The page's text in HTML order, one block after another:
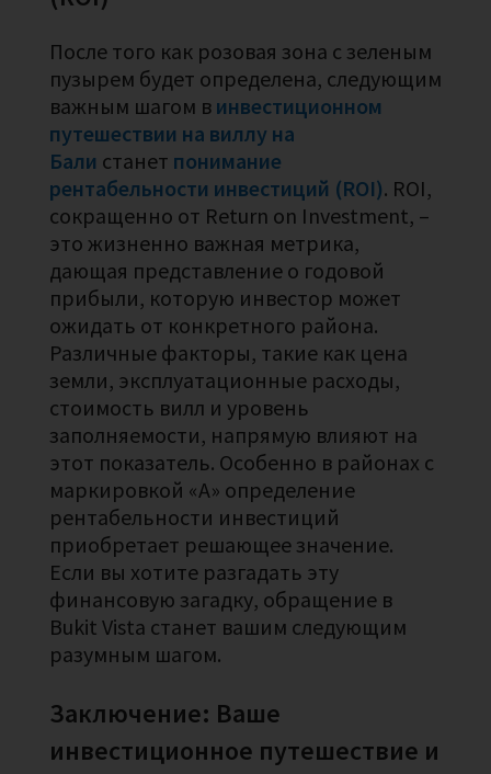
После того как розовая зона с зеленым
пузырем будет определена, следующим
важным шагом в инвестиционном
путешествии на виллу на
Бали станет понимание
рентабельности инвестиций (ROI). ROI,
сокращенно от Return on Investment, –
это жизненно важная метрика,
дающая представление о годовой
прибыли, которую инвестор может
ожидать от конкретного района.
Различные факторы, такие как цена
земли, эксплуатационные расходы,
стоимость вилл и уровень
заполняемости, напрямую влияют на
этот показатель. Особенно в районах с
маркировкой «A» определение
рентабельности инвестиций
приобретает решающее значение.
Если вы хотите разгадать эту
финансовую загадку, обращение в
Bukit Vista станет вашим следующим
разумным шагом.
Заключение: Ваше
инвестиционное путешествие и